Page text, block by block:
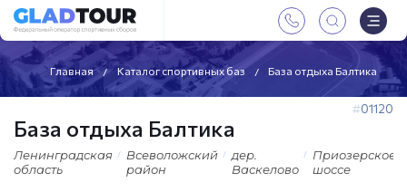
Главная Каталог спортивных баз База отдыха Балтика
01120
База отдыха Балтика
Ленинградская
область
Всеволожский
район
дер.
Васкелово
Приозерское
шоссе